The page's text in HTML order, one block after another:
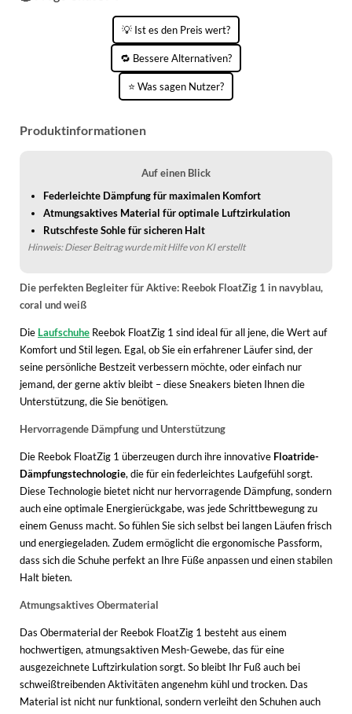
KINDERSCHUHE
LAUFSCHUHE
OUTDOOR-SCHUHE
PUMPS
SCHUHZUBEHÖR
SNEAKERS
STIEFELETTEN
TREKKINGSANDALEN
WINTERSCHUHE
STRANDTASCHEN
TASCHEN-ZUBEHÖR
💡 Ist es den Preis wert?
🔁 Bessere Alternativen?
⭐ Was sagen Nutzer?
Produktinformationen
Auf einen Blick
Federleichte Dämpfung für maximalen Komfort
Atmungsaktives Material für optimale Luftzirkulation
Rutschfeste Sohle für sicheren Halt
Hinweis: Dieser Beitrag wurde mit Hilfe von KI erstellt
Die perfekten Begleiter für Aktive: Reebok FloatZig 1 in navyblau,
coral und weiß
Die Laufschuhe Reebok FloatZig 1 sind ideal für all jene, die Wert auf
Komfort und Stil legen. Egal, ob Sie ein erfahrener Läufer sind, der
seine persönliche Bestzeit verbessern möchte, oder einfach nur
jemand, der gerne aktiv bleibt – diese Sneakers bieten Ihnen die
Unterstützung, die Sie benötigen.
Hervorragende Dämpfung und Unterstützung
Die Reebok FloatZig 1 überzeugen durch ihre innovative Floatride-
Dämpfungstechnologie, die für ein federleichtes Laufgefühl sorgt.
Diese Technologie bietet nicht nur hervorragende Dämpfung, sondern
auch eine optimale Energierückgabe, was jede Schrittbewegung zu
einem Genuss macht. So fühlen Sie sich selbst bei langen Läufen frisch
und energiegeladen. Zudem ermöglicht die ergonomische Passform,
dass sich die Schuhe perfekt an Ihre Füße anpassen und einen stabilen
Halt bieten.
Atmungsaktives Obermaterial
Das Obermaterial der Reebok FloatZig 1 besteht aus einem
hochwertigen, atmungsaktiven Mesh-Gewebe, das für eine
ausgezeichnete Luftzirkulation sorgt. So bleibt Ihr Fuß auch bei
schweißtreibenden Aktivitäten angenehm kühl und trocken. Das
Material ist nicht nur funktional, sondern verleiht den Schuhen auch